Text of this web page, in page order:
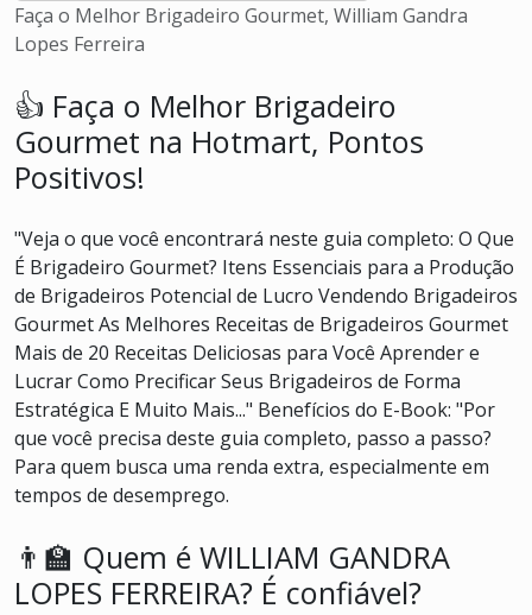
Faça o Melhor Brigadeiro Gourmet, William Gandra
Lopes Ferreira
👍 Faça o Melhor Brigadeiro
Gourmet na Hotmart, Pontos
Positivos!
"Veja o que você encontrará neste guia completo: O Que
É Brigadeiro Gourmet? Itens Essenciais para a Produção
de Brigadeiros Potencial de Lucro Vendendo Brigadeiros
Gourmet As Melhores Receitas de Brigadeiros Gourmet
Mais de 20 Receitas Deliciosas para Você Aprender e
Lucrar Como Precificar Seus Brigadeiros de Forma
Estratégica E Muito Mais..." Benefícios do E-Book: "Por
que você precisa deste guia completo, passo a passo?
Para quem busca uma renda extra, especialmente em
tempos de desemprego.
👨‍🏫 Quem é WILLIAM GANDRA
LOPES FERREIRA? É confiável?